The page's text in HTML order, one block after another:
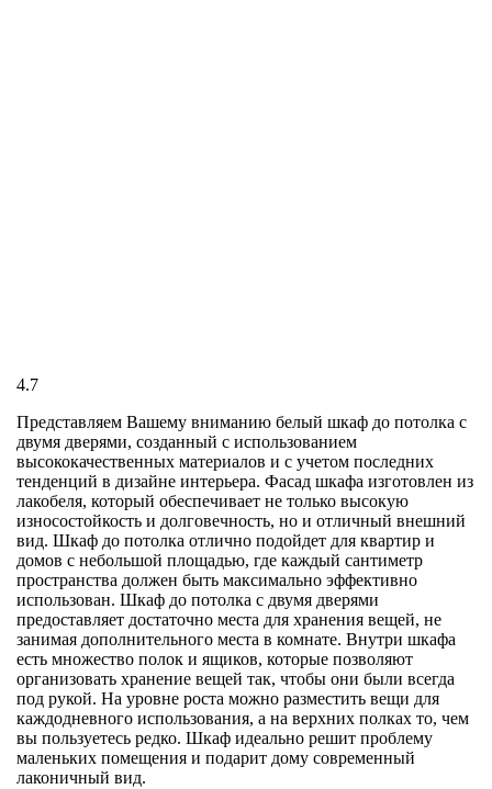
4.7
Представляем Вашему вниманию белый шкаф до потолка с
двумя дверями, созданный с использованием
высококачественных материалов и с учетом последних
тенденций в дизайне интерьера. Фасад шкафа изготовлен из
лакобеля, который обеспечивает не только высокую
износостойкость и долговечность, но и отличный внешний
вид. Шкаф до потолка отлично подойдет для квартир и
домов с небольшой площадью, где каждый сантиметр
пространства должен быть максимально эффективно
использован. Шкаф до потолка с двумя дверями
предоставляет достаточно места для хранения вещей, не
занимая дополнительного места в комнате. Внутри шкафа
есть множество полок и ящиков, которые позволяют
организовать хранение вещей так, чтобы они были всегда
под рукой. На уровне роста можно разместить вещи для
каждодневного использования, а на верхних полках то, чем
вы пользуетесь редко. Шкаф идеально решит проблему
маленьких помещения и подарит дому современный
лаконичный вид.